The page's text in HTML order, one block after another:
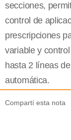
secciones,
control de
prescripciones
variable y
hasta 2 líneas
automática.
Compartí esta nota